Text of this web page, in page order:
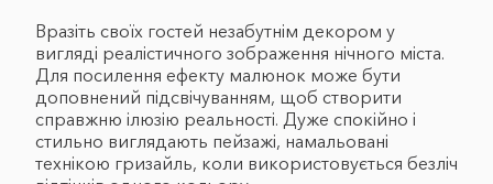
Вразіть своїх гостей незабутнім декором у
вигляді реалістичного зображення нічного міста.
Для посилення ефекту малюнок може бути
доповнений підсвічуванням, щоб створити
справжню ілюзію реальності. Дуже спокійно і
стильно виглядають пейзажі, намальовані
технікою гризайль, коли використовується безліч